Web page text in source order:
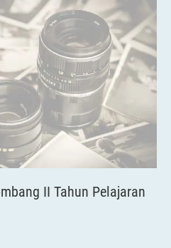
II Tahun Pelajaran